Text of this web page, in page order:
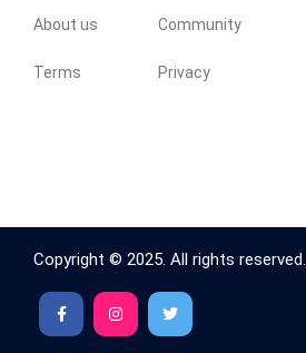
About us Community
Terms Privacy
Copyright © 2025. All rights reserved.